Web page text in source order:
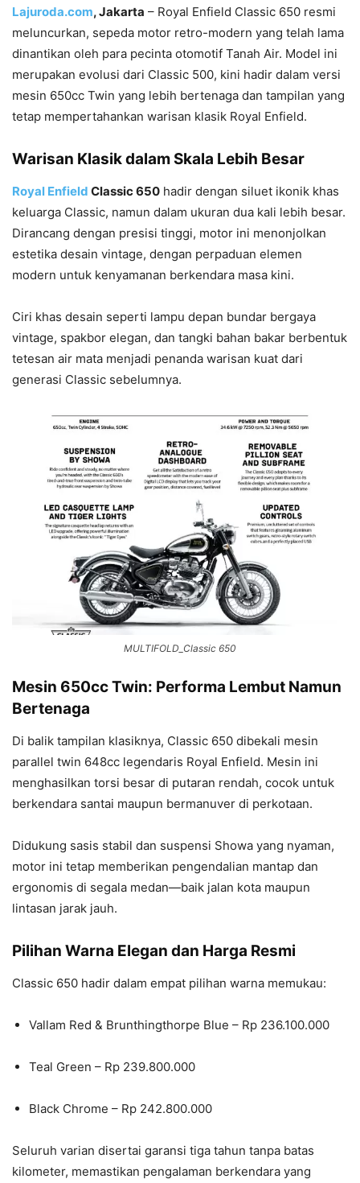
Lajuroda.com, Jakarta – Royal Enfield Classic 650 resmi
meluncurkan, sepeda motor retro-modern yang telah lama
dinantikan oleh para pecinta otomotif Tanah Air. Model ini
merupakan evolusi dari Classic 500, kini hadir dalam versi
mesin 650cc Twin yang lebih bertenaga dan tampilan yang
tetap mempertahankan warisan klasik Royal Enfield.
Warisan Klasik dalam Skala Lebih Besar
Royal Enfield Classic 650 hadir dengan siluet ikonik khas
keluarga Classic, namun dalam ukuran dua kali lebih besar.
Dirancang dengan presisi tinggi, motor ini menonjolkan
estetika desain vintage, dengan perpaduan elemen
modern untuk kenyamanan berkendara masa kini.
Ciri khas desain seperti lampu depan bundar bergaya
vintage, spakbor elegan, dan tangki bahan bakar berbentuk
tetesan air mata menjadi penanda warisan kuat dari
generasi Classic sebelumnya.
MULTIFOLD_Classic 650
Mesin 650cc Twin: Performa Lembut Namun
Bertenaga
Di balik tampilan klasiknya, Classic 650 dibekali mesin
parallel twin 648cc legendaris Royal Enfield. Mesin ini
menghasilkan torsi besar di putaran rendah, cocok untuk
berkendara santai maupun bermanuver di perkotaan.
Didukung sasis stabil dan suspensi Showa yang nyaman,
motor ini tetap memberikan pengendalian mantap dan
ergonomis di segala medan—baik jalan kota maupun
lintasan jarak jauh.
Pilihan Warna Elegan dan Harga Resmi
Classic 650 hadir dalam empat pilihan warna memukau:
Vallam Red & Brunthingthorpe Blue – Rp 236.100.000
Teal Green – Rp 239.800.000
Black Chrome – Rp 242.800.000
Seluruh varian disertai garansi tiga tahun tanpa batas
kilometer, memastikan pengalaman berkendara yang